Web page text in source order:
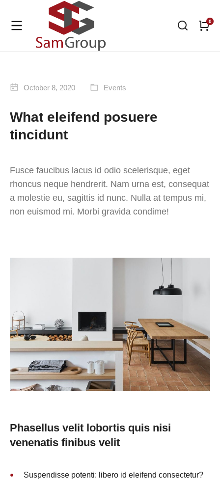
October 8, 2020 Events
What eleifend posuere
tincidunt
Fusce faucibus lacus id odio scelerisque, eget
rhoncus neque hendrerit. Nam urna est, consequat
a molestie eu, sagittis id nunc. Nulla at tempus mi,
non euismod mi. Morbi gravida condime!
Phasellus velit lobortis quis nisi
venenatis finibus velit
Suspendisse potenti: libero id eleifend consectetur?